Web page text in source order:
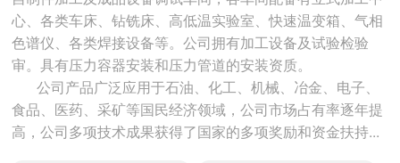
心、各类车床、钻铣床、高低温实验室、快速温变箱、气相
色谱仪、各类焊接设备等。公司拥有加工设备及试验检验
审。具有压力容器安装和压力管道的安装资质。
公司产品广泛应用于石油、化工、机械、冶金、电子、
食品、医药、采矿等国民经济领域，公司市场占有率逐年提
高，公司多项技术成果获得了国家的多项奖励和资金扶持...